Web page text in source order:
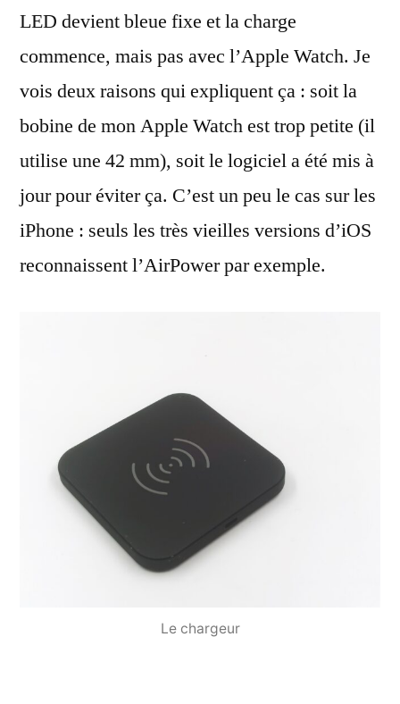
LED devient bleue fixe et la charge
commence, mais pas avec l’Apple Watch. Je
vois deux raisons qui expliquent ça : soit la
bobine de mon Apple Watch est trop petite (il
utilise une 42 mm), soit le logiciel a été mis à
jour pour éviter ça. C’est un peu le cas sur les
iPhone : seuls les très vieilles versions d’iOS
reconnaissent l’AirPower par exemple.
Le chargeur